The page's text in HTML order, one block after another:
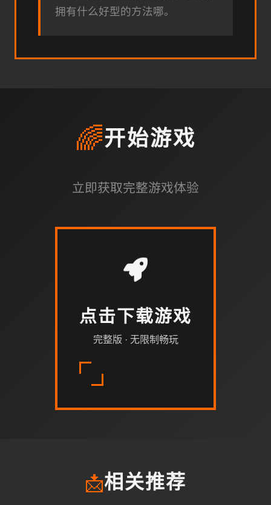
拥有什么好型的方法哪。
🌈开始游戏
立即获取完整游戏体验
点击下载游戏
完整版 · 无限制畅玩
📩相关推荐